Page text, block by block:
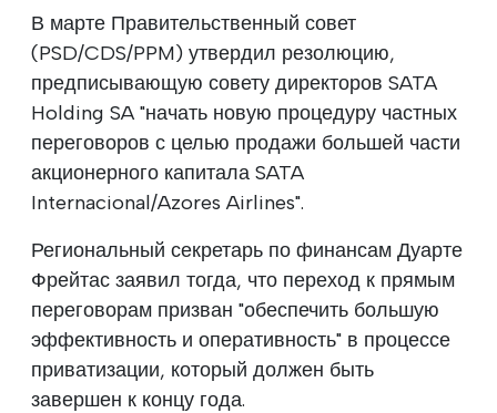
В марте Правительственный совет
(PSD/CDS/PPM) утвердил резолюцию,
предписывающую совету директоров SATA
Holding SA "начать новую процедуру частных
переговоров с целью продажи большей части
акционерного капитала SATA
Internacional/Azores Airlines".
Региональный секретарь по финансам Дуарте
Фрейтас заявил тогда, что переход к прямым
переговорам призван "обеспечить большую
эффективность и оперативность" в процессе
приватизации, который должен быть
завершен к концу года.